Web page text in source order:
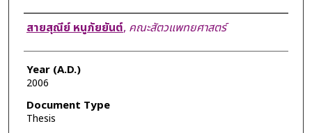
Author
สายสุณีย์ หนูภัยยันต์, คณะสัตวแพทยศาสตร์
Year (A.D.)
2006
Document Type
Thesis